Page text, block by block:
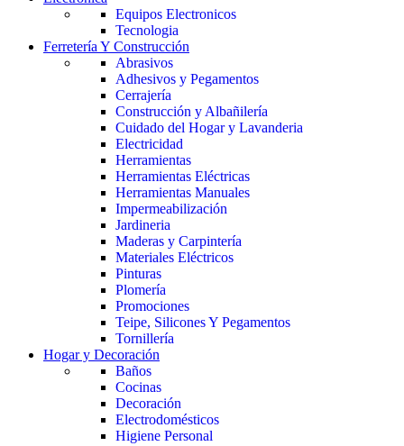
Equipos Electronicos
Tecnologia
Ferretería Y Construcción
Abrasivos
Adhesivos y Pegamentos
Cerrajería
Construcción y Albañilería
Cuidado del Hogar y Lavanderia
Electricidad
Herramientas
Herramientas Eléctricas
Herramientas Manuales
Impermeabilización
Jardineria
Maderas y Carpintería
Materiales Eléctricos
Pinturas
Plomería
Promociones
Teipe, Silicones Y Pegamentos
Tornillería
Hogar y Decoración
Baños
Cocinas
Decoración
Electrodomésticos
Higiene Personal